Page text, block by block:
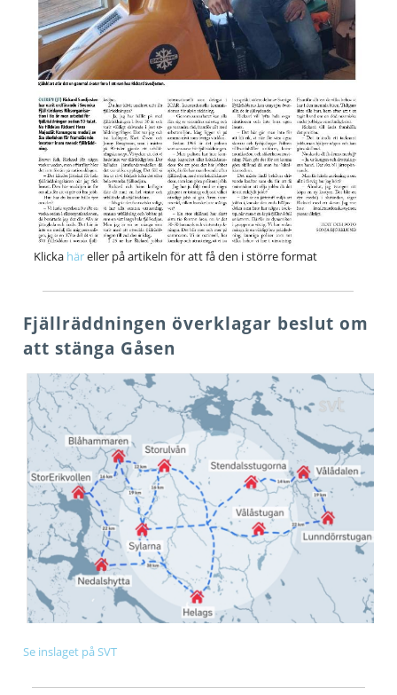
Klicka häreller på artikeln för att få den i större format
Fjällräddningen överklagar beslut om
att stänga Gåsen
Se inslaget på SVT